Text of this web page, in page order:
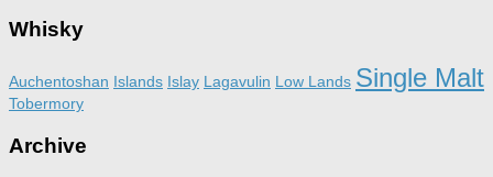
Whisky
Auchentoshan Islands Islay Lagavulin Low Lands Single Malt
Tobermory
Archive